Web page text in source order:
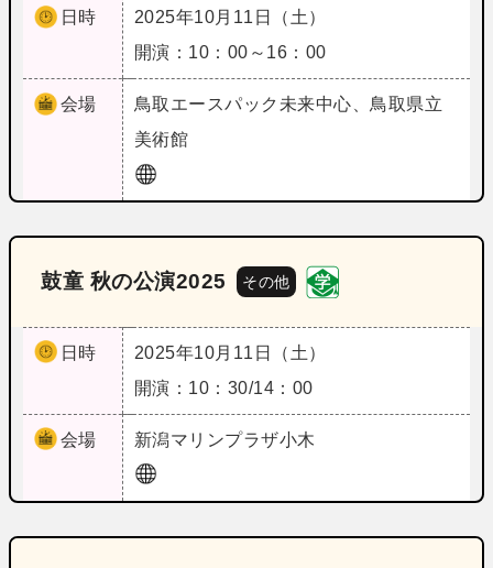
日時
2025年10月11日（土）
開演：10：00～16：00
会場 鳥取 エースパック未来中心、鳥取県立
美術館
鼓童 秋の公演2025 その他
日時
2025年10月11日（土）
開演：10：30/14：00
会場 新潟マリンプラザ小木